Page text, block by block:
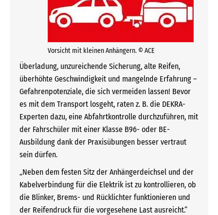
Vorsicht mit kleinen Anhängern. © ACE
Überladung, unzureichende Sicherung, alte Reifen,
überhöhte Geschwindigkeit und mangelnde Erfahrung –
Gefahrenpotenziale, die sich vermeiden lassen! Bevor
es mit dem Transport losgeht, raten z. B. die DEKRA-
Experten dazu, eine Abfahrtkontrolle durchzuführen, mit
der Fahrschüler mit einer Klasse B96- oder BE-
Ausbildung dank der Praxisübungen besser vertraut
sein dürfen.
„Neben dem festen Sitz der Anhängerdeichsel und der
Kabelverbindung für die Elektrik ist zu kontrollieren, ob
die Blinker, Brems- und Rücklichter funktionieren und
der Reifendruck für die vorgesehene Last ausreicht.“